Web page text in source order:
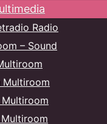
Radio
– Sound
Multiroom
Multiroom